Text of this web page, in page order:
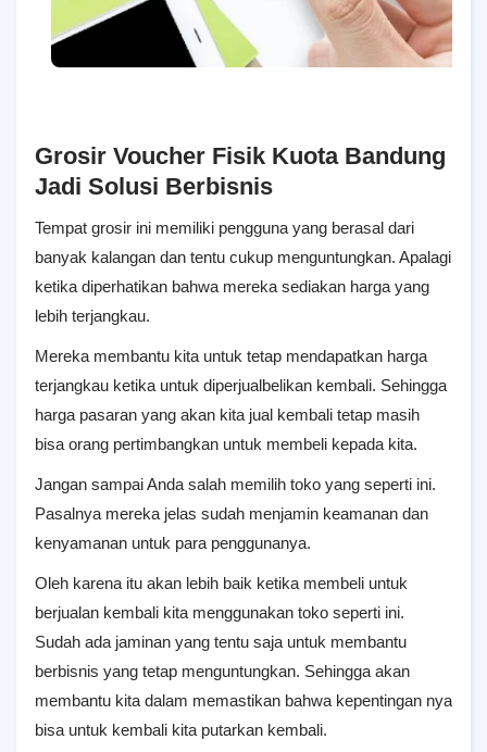
Grosir Voucher Fisik Kuota Bandung
Jadi Solusi Berbisnis
Tempat grosir ini memiliki pengguna yang berasal dari
banyak kalangan dan tentu cukup menguntungkan. Apalagi
ketika diperhatikan bahwa mereka sediakan harga yang
lebih terjangkau.
Mereka membantu kita untuk tetap mendapatkan harga
terjangkau ketika untuk diperjualbelikan kembali. Sehingga
harga pasaran yang akan kita jual kembali tetap masih
bisa orang pertimbangkan untuk membeli kepada kita.
Jangan sampai Anda salah memilih toko yang seperti ini.
Pasalnya mereka jelas sudah menjamin keamanan dan
kenyamanan untuk para penggunanya.
Oleh karena itu akan lebih baik ketika membeli untuk
berjualan kembali kita menggunakan toko seperti ini.
Sudah ada jaminan yang tentu saja untuk membantu
berbisnis yang tetap menguntungkan. Sehingga akan
membantu kita dalam memastikan bahwa kepentingan nya
bisa untuk kembali kita putarkan kembali.